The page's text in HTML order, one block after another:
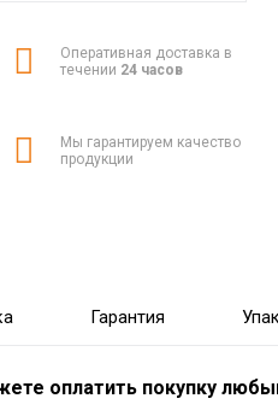
Оперативная доставка в
течении 24 часов
Мы гарантируем качество
продукции
Гарантия
оплатить покупку